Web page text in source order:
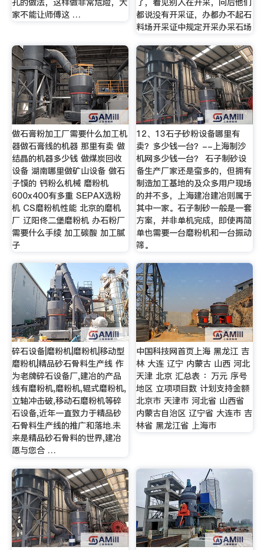
孔的做法，这样做非常危险，大
家不能让师傅这 …
了，看见别人在开采，问后他们
都说没有开采证，办都办不起石
料场开采证中规定开采办采石场
做石膏粉加工厂需要什么加工机
器做石膏线的机器 那里有卖 做
结晶的机器多少钱 做煤炭回收
设备 湖南哪里做矿山设备 做石
子馍的 钙粉么机械 磨粉机
600x400有多重 SEPAX选粉
机 CS磨粉机性能 北京的磨机
厂 辽阳佟二堡磨粉机 办石粉厂
需要什么手续 加工碳酸 加工腻
子
12、13石子砂粉设备哪里有
卖？多少钱一台？--上海制沙
机网多少钱一台？ 石子制砂设
备生产厂家还是蛮多的，但拥有
制造加工基地的及众多用户现场
的并不多，上海建冶建冶则属于
其中一家。石子制砂一般是一套
方案，并非单机完成，即使再简
单也需要一台磨粉机和一台振动
筛。
碎石设备|磨粉机|磨粉机|移动型
磨粉机|精品砂石骨料生产线 作
为老牌碎石设备厂,建冶的产品
线有磨粉机,磨粉机,辊式磨粉机,
立轴冲击破,移动石磨粉机等碎
石设备,近年一直致力于精品砂
石骨料生产线的推广和落地.未
来是精品砂石骨料的世界,建冶
愿与您合 …
中国科技网首页上海 黑龙江 吉
林 大连 辽宁 内蒙古 山西 河北
天津 北京 汇总表 ：万元 序号
地区 立项项目数 计划支持金额
北京市 天津市 河北省 山西省
内蒙古自治区 辽宁省 大连市 吉
林省 黑龙江省 上海市